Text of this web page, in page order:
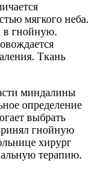
мягкого неба.
в гнойную.
Ткань
миндалины
определение
выбрать
гнойную
хирург
терапию.